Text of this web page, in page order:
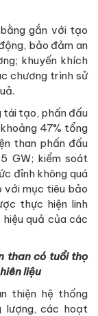
gắn với tạo
bảo đảm an
khuyến khích
chương trình sử
tái tạo, phấn đấu
47% tổng
than phấn đấu
GW; kiểm soát
đỉnh không quá
với mục tiêu bảo
thực hiện linh
quả của các
than có tuổi thọ
liệu
thiện hệ thống
lượng, các hoạt